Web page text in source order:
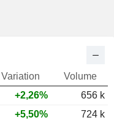
Variation
Volume
+2,26%
656 k
+5,50%
724 k